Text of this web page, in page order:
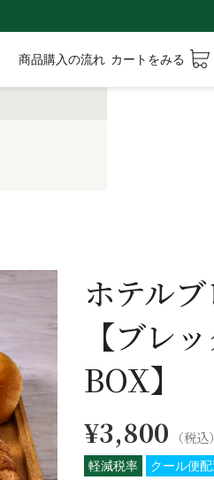
商品購入の流れ カートをみる
ホテル
【ブレ
BOX】
¥3,800 （税込）
軽減税率 クール便配